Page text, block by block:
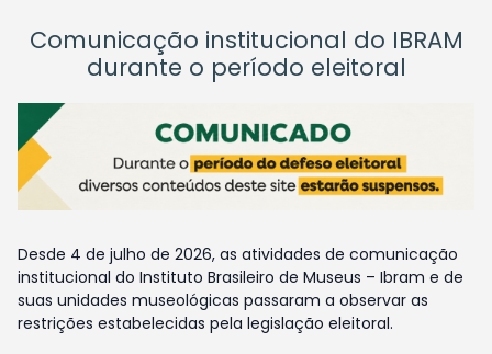
Comunicação institucional do IBRAM
durante o período eleitoral
Desde 4 de julho de 2026, as atividades de comunicação
institucional do Instituto Brasileiro de Museus – Ibram e de
suas unidades museológicas passaram a observar as
restrições estabelecidas pela legislação eleitoral.